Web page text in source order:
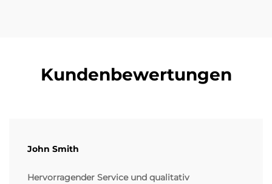
Kundenbewertungen
John Smith
Hervorragender Service und qualitativ